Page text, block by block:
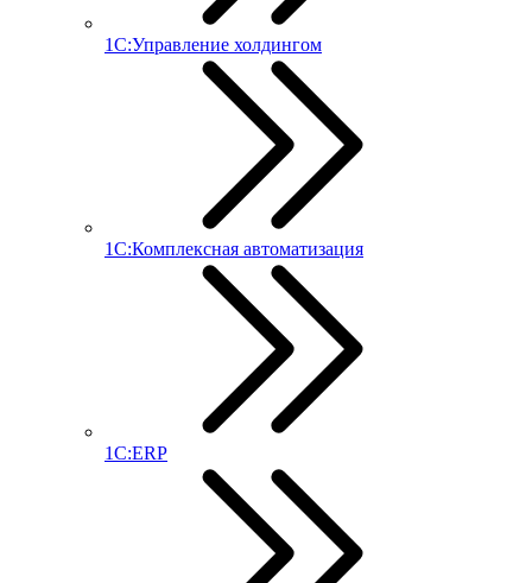
1С:Управление холдингом
1С:Комплексная автоматизация
1С:ERP